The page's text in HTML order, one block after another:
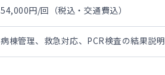
54,000円/回（税込・交通費込）
病棟管理、救急対応、PCR検査の結果説明